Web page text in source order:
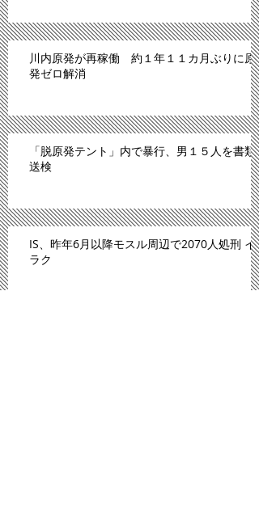
川内原発が再稼働 約１年１１カ月ぶりに原
発ゼロ解消
「脱原発テント」内で暴行、男１５人を書類
送検
IS、昨年6月以降モスル周辺で2070人処刑 イ
ラク